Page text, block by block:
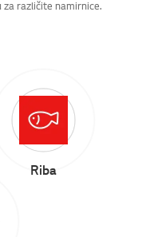
različite namirnice.
Riba